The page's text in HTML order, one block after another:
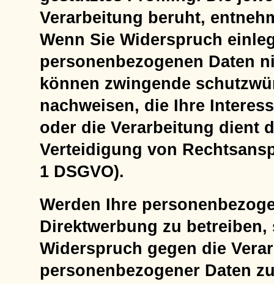
Verarbeitung beruht,
Wenn Sie Widerspruch
personenbezogenen Daten
können zwingende
nachweisen, die Ihre
oder die Verarbeitung dient
Verteidigung von
1 DSGVO).
Werden Ihre
Direktwerbung zu
Widerspruch gegen die
personenbezogener Daten